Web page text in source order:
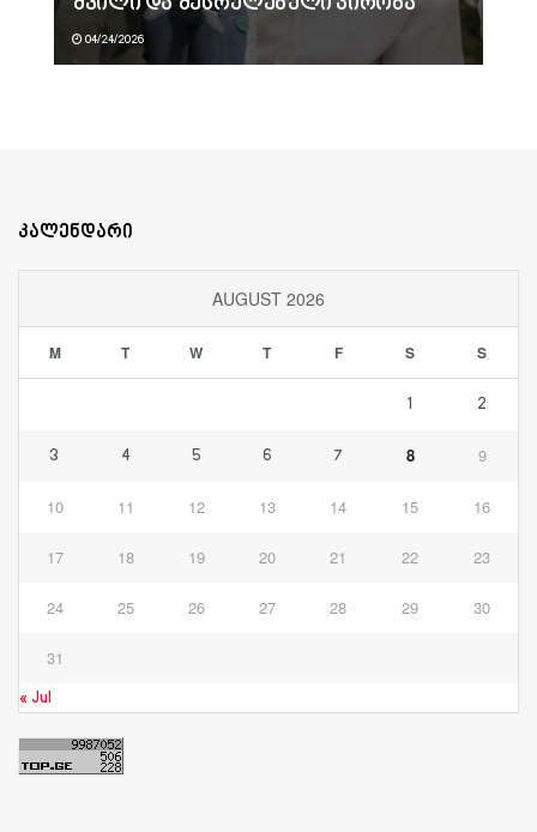
შვილი და შესრულებული პირობა
04/24/2026
კალენდარი
AUGUST 2026
M T W T F S S
1 2
3 4 5 6 7 8 9
10 11 12 13 14 15 16
17 18 19 20 21 22 23
24 25 26 27 28 29 30
31
« Jul